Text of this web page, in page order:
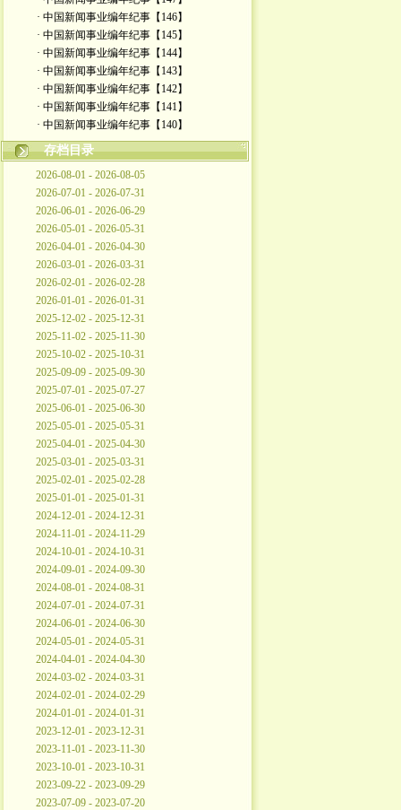
· 中国新闻事业编年纪事【146】
· 中国新闻事业编年纪事【145】
· 中国新闻事业编年纪事【144】
· 中国新闻事业编年纪事【143】
· 中国新闻事业编年纪事【142】
· 中国新闻事业编年纪事【141】
· 中国新闻事业编年纪事【140】
存档目录
2026-08-01 - 2026-08-05
2026-07-01 - 2026-07-31
2026-06-01 - 2026-06-29
2026-05-01 - 2026-05-31
2026-04-01 - 2026-04-30
2026-03-01 - 2026-03-31
2026-02-01 - 2026-02-28
2026-01-01 - 2026-01-31
2025-12-02 - 2025-12-31
2025-11-02 - 2025-11-30
2025-10-02 - 2025-10-31
2025-09-09 - 2025-09-30
2025-07-01 - 2025-07-27
2025-06-01 - 2025-06-30
2025-05-01 - 2025-05-31
2025-04-01 - 2025-04-30
2025-03-01 - 2025-03-31
2025-02-01 - 2025-02-28
2025-01-01 - 2025-01-31
2024-12-01 - 2024-12-31
2024-11-01 - 2024-11-29
2024-10-01 - 2024-10-31
2024-09-01 - 2024-09-30
2024-08-01 - 2024-08-31
2024-07-01 - 2024-07-31
2024-06-01 - 2024-06-30
2024-05-01 - 2024-05-31
2024-04-01 - 2024-04-30
2024-03-02 - 2024-03-31
2024-02-01 - 2024-02-29
2024-01-01 - 2024-01-31
2023-12-01 - 2023-12-31
2023-11-01 - 2023-11-30
2023-10-01 - 2023-10-31
2023-09-22 - 2023-09-29
2023-07-09 - 2023-07-20